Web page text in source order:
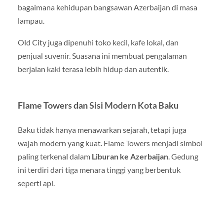
bagaimana kehidupan bangsawan Azerbaijan di masa
lampau.
Old City juga dipenuhi toko kecil, kafe lokal, dan
penjual suvenir. Suasana ini membuat pengalaman
berjalan kaki terasa lebih hidup dan autentik.
Flame Towers dan Sisi Modern Kota Baku
Baku tidak hanya menawarkan sejarah, tetapi juga
wajah modern yang kuat. Flame Towers menjadi simbol
paling terkenal dalam Liburan ke Azerbaijan. Gedung
ini terdiri dari tiga menara tinggi yang berbentuk
seperti api.